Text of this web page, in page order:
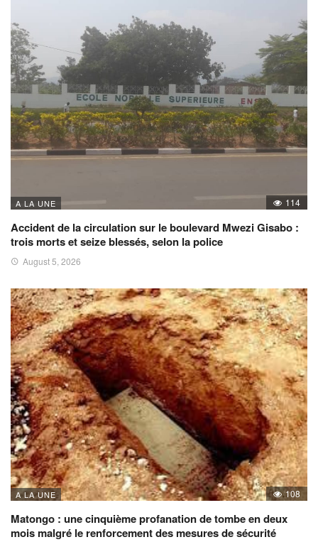
A LA UNE 114
Accident de la circulation sur le boulevard Mwezi Gisabo :
trois morts et seize blessés, selon la police
August 5, 2026
A LA UNE 108
Matongo : une cinquième profanation de tombe en deux
mois malgré le renforcement des mesures de sécurité